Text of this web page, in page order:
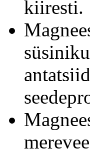
kiiresti.